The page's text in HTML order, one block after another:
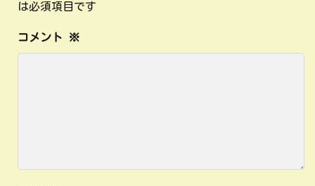
は必須項目です
コメント ※